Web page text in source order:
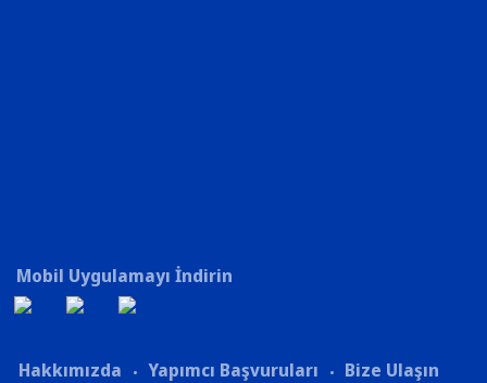
Mobil Uygulamayı İndirin
Hakkımızda Yapımcı Başvuruları
Bize Ulaşın